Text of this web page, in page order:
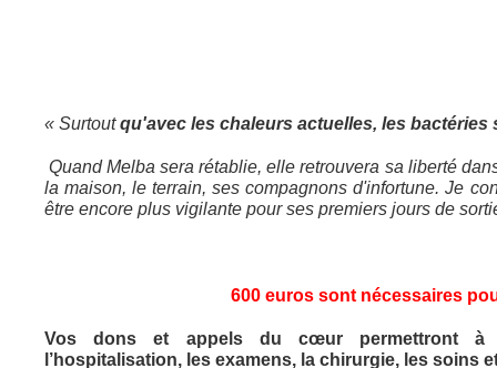
« Surtoutqu'avec les chaleurs actuelles, les bactéries
Quand Melba sera rétablie, elle retrouvera sa liberté
la maison, le terrain, ses compagnons d'infortune. Je
être encore plus vigilante pour ses premiers jours de
600 euros sont nécessaires
Vos dons et appels du cœur permettront à
l’hospitalisation, les examens, la chirurgie, les soins